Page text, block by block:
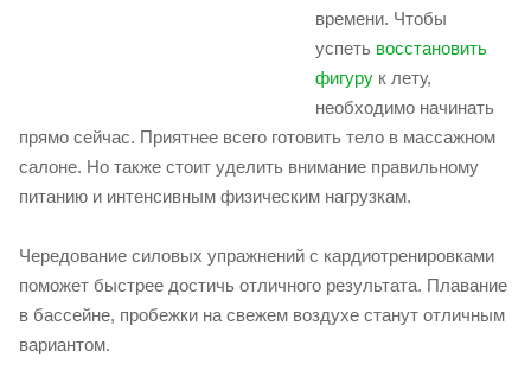
времени. Чтобы
успеть восстановить
фигуру к лету,
необходимо начинать
прямо сейчас. Приятнее всего готовить тело в массажном
салоне. Но также стоит уделить внимание правильному
питанию и интенсивным физическим нагрузкам.
Чередование силовых упражнений с кардиотренировками
поможет быстрее достичь отличного результата. Плавание
в бассейне, пробежки на свежем воздухе станут отличным
вариантом.